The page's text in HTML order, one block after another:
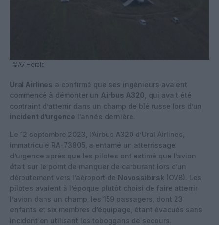
©AV Herald
Ural Airlines a confirmé que ses ingénieurs avaient
commencé à démonter un Airbus A320 , qui avait été
contraint d’atterrir dans un champ de blé russe lors d’un
incident d’urgence l’année dernière.
Le 12 septembre 2023, l’Airbus A320 d’Ural Airlines,
immatriculé RA-73805, a entamé un atterrissage
d’urgence après que les pilotes ont estimé que l’avion
était sur le point de manquer de carburant lors d’un
déroutement vers l’aéroport de Novossibirsk (OVB). Les
pilotes avaient à l’époque plutôt choisi de faire atterrir
l’avion dans un champ, les 159 passagers, dont 23
enfants et six membres d’équipage, étant évacués sans
incident en utilisant les toboggans de secours.